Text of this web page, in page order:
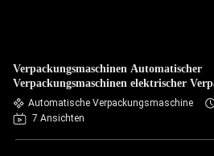
Verpackungsmaschinen Automatischer
Verpackungsmaschinen elektrischer
Handheld-Verpackungsmaschinen für
Automatische Verpackungsmaschine
7 Ansichten